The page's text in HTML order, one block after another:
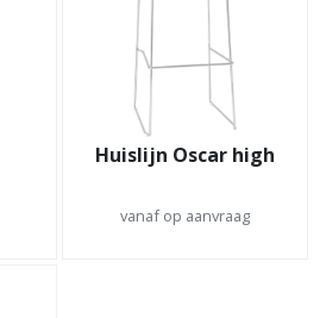
Huislijn Oscar high
vanaf op aanvraag